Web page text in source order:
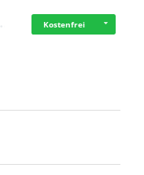
Kostenfrei